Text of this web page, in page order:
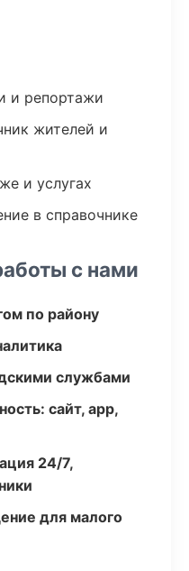
и репортажи
жителей и
и услугах
в справочнике
с нами
по району
службами
сайт, app,
24/7,
для малого